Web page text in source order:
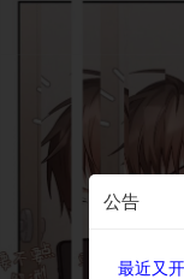
公告
最近又